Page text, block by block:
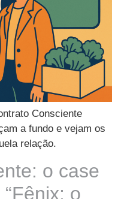
Consciente
a fundo e vejam os
relação.
o case
o